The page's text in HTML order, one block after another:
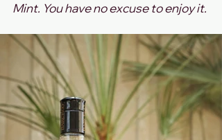
Mint. You have no excuse to enjoy it.